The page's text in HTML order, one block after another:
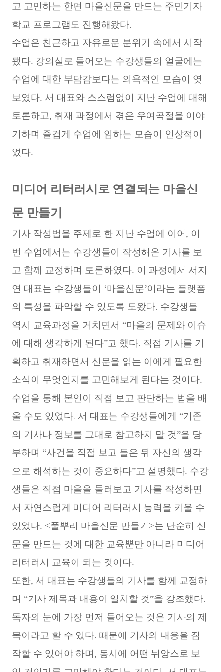
고 고민하는 한편 마을신문을 만드는 주민기자
학교 프로그램도 진행해왔다.
수업은 친근하고 자유로운 분위기 속에서 시작
됐다. 강의실로 들어오는 수강생들의 얼굴에는
수업에 대한 부담감보다는 의욕적인 모습이 엿
보였다. 서 대표와 스스럼없이 지난 수업에 대해
토론하고, 취재 과정에서 겪은 우여곡절을 이야
기하며 즐겁게 수업에 임하는 모습이 인상적이
었다.
미디어 리터러시로 연결되는 마을신
문 만들기
기사 작성법을 주제로 한 지난 수업에 이어, 이
번 수업에서는 수강생들이 작성해온 기사를 보
고 함께 교정하며 토론하였다. 이 과정에서 서지
연 대표는 수강생들이 ‘마을신문’이라는 플랫폼
의 특성을 파악할 수 있도록 도왔다. 수강생들
역시 교육과정을 거치면서 “마을의 문제와 이슈
에 대해 생각하게 된다”고 했다. 직접 기사를 기
획하고 취재하면서 신문을 읽는 이에게 필요한
소식이 무엇인지를 고민해보게 된다는 것이다.
수업을 통해 본인이 직접 보고 판단하는 법을 배
울 수도 있었다. 서 대표는 수강생들에게 “기존
의 기사나 정보를 그대로 참고하지 말 것”을 당
부하며 “사건을 직접 보고 들은 뒤 자신의 생각
으로 해석하는 것이 중요하다”고 설명했다. 수강
생들은 직접 마을을 둘러보고 기사를 작성하면
서 자연스럽게 미디어 리터러시 능력을 키울 수
있었다. <풀뿌리 마을신문 만들기>는 단순히 신
문을 만드는 것에 대한 교육뿐만 아니라 미디어
리터러시 교육이 되는 것이다.
또한, 서 대표는 수강생들의 기사를 함께 교정하
며 “기사 제목과 내용이 일치할 것”을 강조했다.
독자의 눈에 가장 먼저 들어오는 것은 기사의 제
목이라고 할 수 있다. 때문에 기사의 내용을 짐
작할 수 있어야 하며, 동시에 어떤 뉘앙스로 보